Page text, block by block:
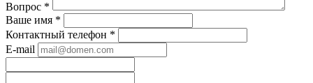
Вопрос *
Ваше имя *
Контактный телефон *
E-mail